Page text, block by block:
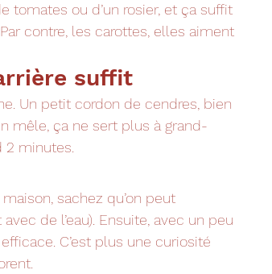
tomates ou d’un rosier, et ça suffit
contre, les carottes, elles aiment
suffit
Un petit cordon de cendres, bien
mêle, ça ne sert plus à grand-
2 minutes.
sachez qu’on peut
de l’eau). Ensuite, avec un peu
C’est plus une curiosité